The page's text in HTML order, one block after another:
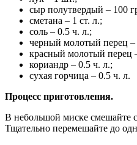
сыр полутвердый – 100
сметана – 1 ст. л.;
соль – 0.5 ч. л.;
черный молотый перец –
красный молотый перец
кориандр – 0.5 ч. л.;
сухая горчица – 0.5 ч. л.
Процесс приготовления.
В небольшой миске смешайте
Тщательно перемешайте до